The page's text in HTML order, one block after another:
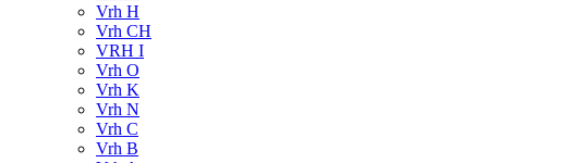
Vrh H
Vrh CH
VRH I
Vrh O
Vrh K
Vrh N
Vrh C
Vrh B